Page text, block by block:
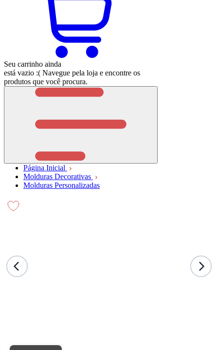
Seu carrinho ainda
está vazio :( Navegue pela loja e encontre os
produtos que você procura.
Página Inicial
Molduras Decorativas
Molduras Personalizadas